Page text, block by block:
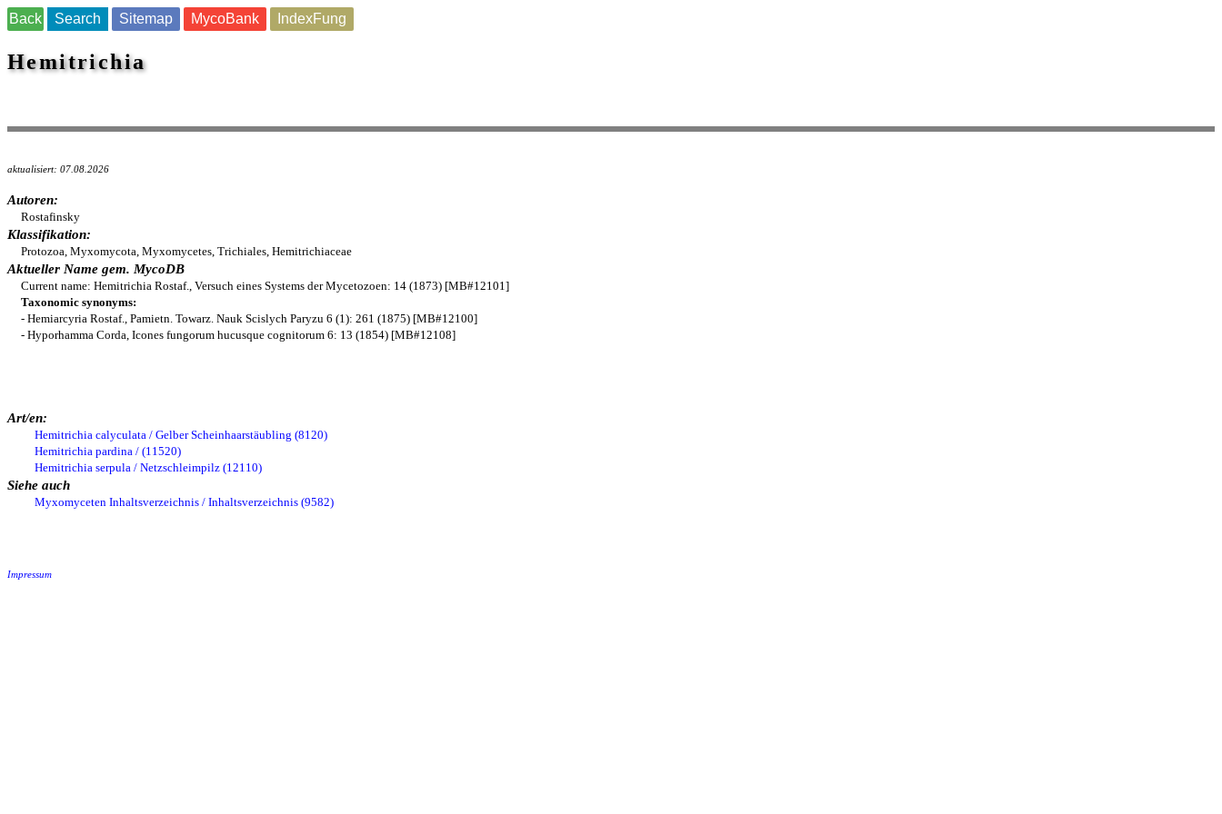
Back Search Sitemap MycoBank IndexFung
Hemitrichia
aktualisiert: 07.08.2026
Autoren:
Rostafinsky
Klassifikation:
Protozoa, Myxomycota, Myxomycetes, Trichiales, Hemitrichiaceae
Aktueller Name gem. MycoDB
Current name: Hemitrichia Rostaf., Versuch eines Systems der Mycetozoen: 14 (1873) [MB#12101]
Taxonomic synonyms:
- Hemiarcyria Rostaf., Pamietn. Towarz. Nauk Scislych Paryzu 6 (1): 261 (1875) [MB#12100]
- Hyporhamma Corda, Icones fungorum hucusque cognitorum 6: 13 (1854) [MB#12108]
Art/en:
Hemitrichia calyculata / Gelber Scheinhaarstäubling (8120)
Hemitrichia pardina / (11520)
Hemitrichia serpula / Netzschleimpilz (12110)
Siehe auch
Myxomyceten Inhaltsverzeichnis / Inhaltsverzeichnis (9582)
Impressum